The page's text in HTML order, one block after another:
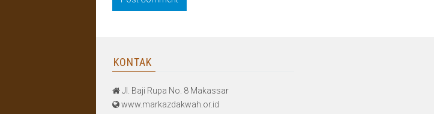
KONTAK
Jl. Baji Rupa No. 8 Makassar
www.markazdakwah.or.id